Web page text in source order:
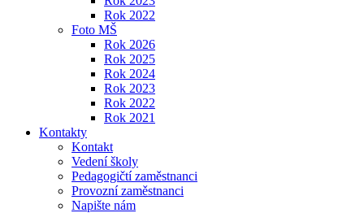
Rok 2022
Foto MŠ
Rok 2026
Rok 2025
Rok 2024
Rok 2023
Rok 2022
Rok 2021
Kontakty
Kontakt
Vedení školy
Pedagogičtí zaměstnanci
Provozní zaměstnanci
Napište nám